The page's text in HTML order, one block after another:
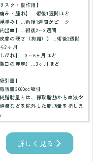
リスク・副作用】
痛み・腫れ】…術後1週間ほど
浮腫み】…術後1週間がピーク
内出血】…術後2～3週間
皮膚の硬さ（拘縮）】…術後2週間
3ヶ月
しびれ】…3～6ヶ月ほど
傷口の赤味】…3ヶ月ほど
吸引量】
肪量3060cc吸引
脂肪量とは、採取脂肪から血液や
液などを除外した脂肪量を指しま
詳しく見る